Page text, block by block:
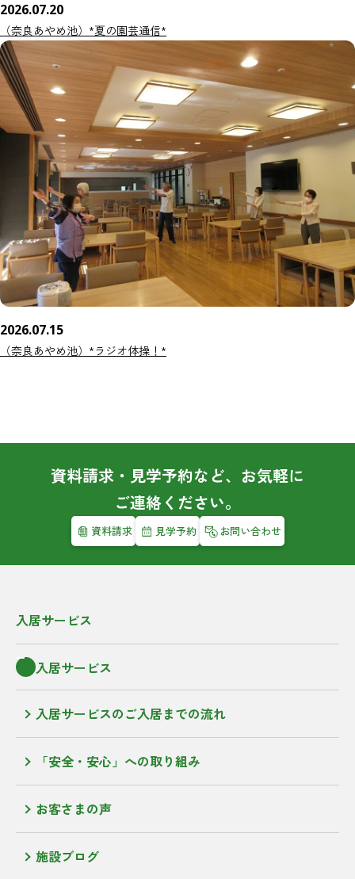
2026.07.20
（奈良あやめ池）*夏の園芸通信*
2026.07.15
（奈良あやめ池）*ラジオ体操！*
資料請求・見学予約など、お気軽に
ご連絡ください。
資料請求 見学予約 お問い合わせ
入居サービス
入居サービス
入居サービスのご入居までの流れ
「安全・安心」への取り組み
お客さまの声
施設ブログ